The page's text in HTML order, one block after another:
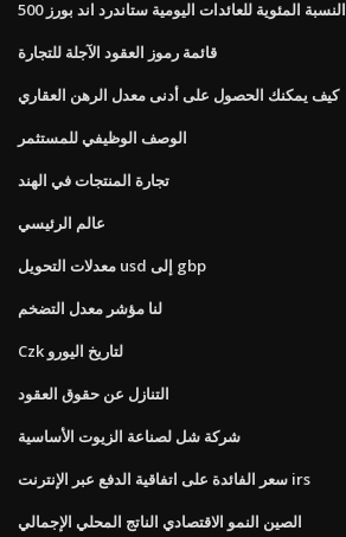
النسبة المئوية للعائدات اليومية ستاندرد اند بورز 500
قائمة رموز العقود الآجلة للتجارة
كيف يمكنك الحصول على أدنى معدل الرهن العقاري
الوصف الوظيفي للمستثمر
تجارة المنتجات في الهند
عالم الرئيسي
معدلات التحويل usd إلى gbp
لنا مؤشر معدل التضخم
Czk لتاريخ اليورو
التنازل عن حقوق العقود
شركة شل لصناعة الزيوت الأساسية
سعر الفائدة على اتفاقية الدفع عبر الإنترنت irs
الصين النمو الاقتصادي الناتج المحلي الإجمالي